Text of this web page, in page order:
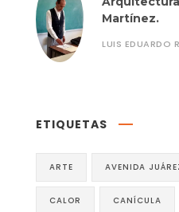
Martínez.
LUIS EDUARDO
ETIQUETAS
ARTE AVENIDA
CALOR CANÍCULA